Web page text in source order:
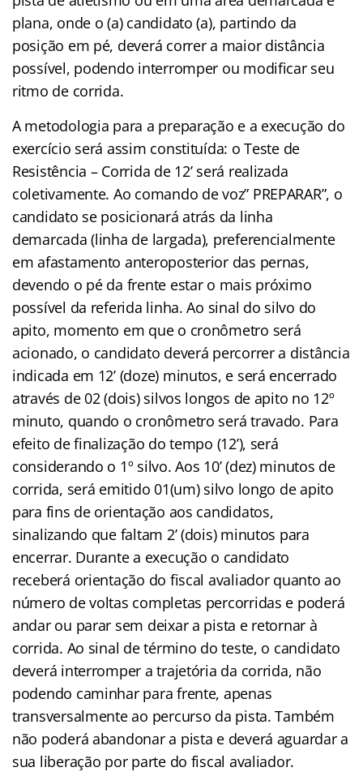
plana, onde o (a) candidato (a), partindo da
posição em pé, deverá correr a maior distância
possível, podendo interromper ou modificar seu
ritmo de corrida.
A metodologia para a preparação e a execução do
exercício será assim constituída: o Teste de
Resistência – Corrida de 12’ será realizada
coletivamente. Ao comando de voz” PREPARAR”, o
candidato se posicionará atrás da linha
demarcada (linha de largada), preferencialmente
em afastamento anteroposterior das pernas,
devendo o pé da frente estar o mais próximo
possível da referida linha. Ao sinal do silvo do
apito, momento em que o cronômetro será
acionado, o candidato deverá percorrer a distância
indicada em 12’ (doze) minutos, e será encerrado
através de 02 (dois) silvos longos de apito no 12º
minuto, quando o cronômetro será travado. Para
efeito de finalização do tempo (12’), será
considerando o 1º silvo. Aos 10’ (dez) minutos de
corrida, será emitido 01(um) silvo longo de apito
para fins de orientação aos candidatos,
sinalizando que faltam 2’ (dois) minutos para
encerrar. Durante a execução o candidato
receberá orientação do fiscal avaliador quanto ao
número de voltas completas percorridas e poderá
andar ou parar sem deixar a pista e retornar à
corrida. Ao sinal de término do teste, o candidato
deverá interromper a trajetória da corrida, não
podendo caminhar para frente, apenas
transversalmente ao percurso da pista. Também
não poderá abandonar a pista e deverá aguardar a
sua liberação por parte do fiscal avaliador.